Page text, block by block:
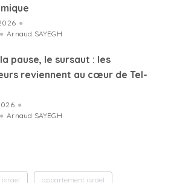
●
● Arnaud SAYEGH
pause, le sursaut : les
reviennent au cœur de Tel-
●
● Arnaud SAYEGH
appartement israel